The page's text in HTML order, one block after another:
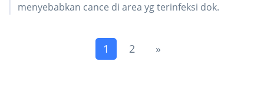
menyebabkan cance di area yg terinfeksi dok.
1 (current)
2 »Next